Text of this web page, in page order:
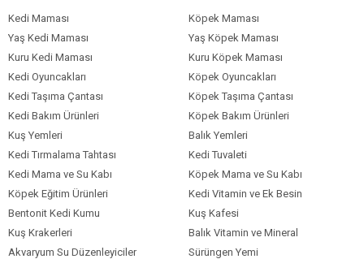
Kedi Maması
Köpek Maması
Yaş Kedi Maması
Yaş Köpek Maması
Kuru Kedi Maması
Kuru Köpek Maması
Kedi Oyuncakları
Köpek Oyuncakları
Kedi Taşıma Çantası
Köpek Taşıma Çantası
Kedi Bakım Ürünleri
Köpek Bakım Ürünleri
Kuş Yemleri
Balık Yemleri
Kedi Tırmalama Tahtası
Kedi Tuvaleti
Kedi Mama ve Su Kabı
Köpek Mama ve Su Kabı
Köpek Eğitim Ürünleri
Kedi Vitamin ve Ek Besin
Bentonit Kedi Kumu
Kuş Kafesi
Kuş Krakerleri
Balık Vitamin ve Mineral
Akvaryum Su Düzenleyiciler
Sürüngen Yemi